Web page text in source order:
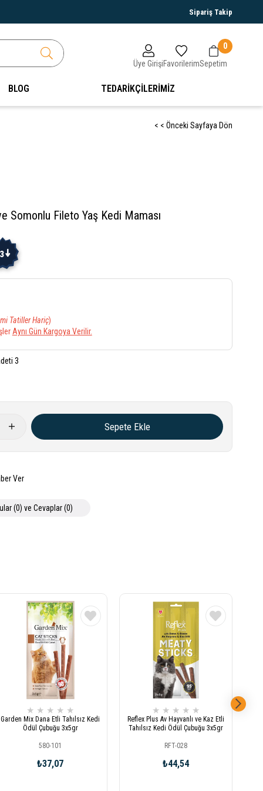
Sipariş Takip
Üye GirişiFavorilerimSepetim
0
BLOG TEDARİKÇİLERİMİZ
< < Önceki Sayfaya Dön
Somonlu Fileto Yaş Kedi Maması
Tatiller Hariç)
Aynı Gün Kargoya Verilir.
3
Ver
(0) ve Cevaplar (0)
★ ★ ★ ★ ★
Garden Mix Dana Etli Tahılsız Kedi
Ödül Çubuğu 3x5gr
580-101
₺37,07
★ ★ ★ ★ ★
Reflex Plus Av Hayvanlı ve Kaz Etli
Tahılsız Kedi Ödül Çubuğu 3x5gr
RFT-028
₺44,54